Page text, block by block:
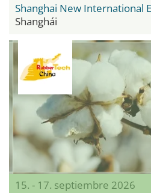
Shanghái
15. - 17. septiembre 2026